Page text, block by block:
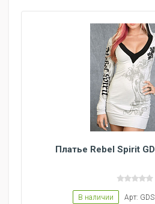
Платье Rebel Spirit
В наличии Арт: